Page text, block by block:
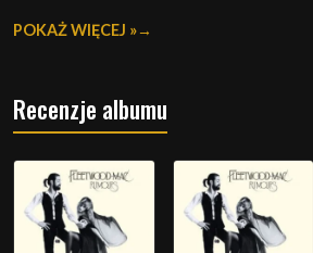
POKAŻ WIĘCEJ »
Recenzje albumu